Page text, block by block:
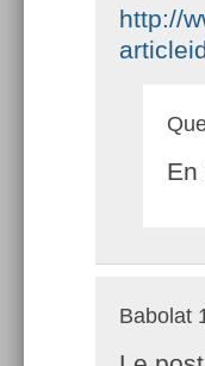
http://
En
Babolat